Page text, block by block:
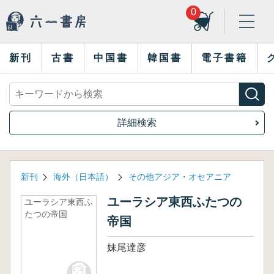
0
新刊 古書 中国書 韓国書 電子書籍
詳細検索
新刊 海外（日本語） その他アジア・オセアニア
ユーラシア東西ふ
たつの帝国
ユーラシア東西ふたつの
帝国
妹尾達彦